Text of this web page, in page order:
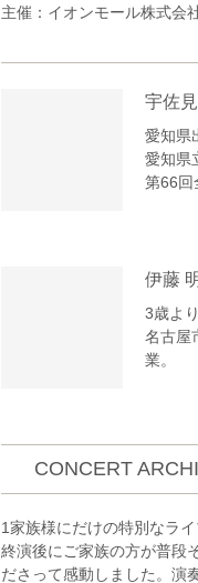
主催：イオンモール株式
宇佐
愛知県
愛知県
第66回
シュ
これま
現在ヴ
などで
一般社
伊藤
3歳よ
名古屋
業。
第15
シーン
また過
ンルで
を行っ
これま
CONCERT
1家族様にだけの特別なラ
終演後にご家族の方が普段
ださって感動しました。演